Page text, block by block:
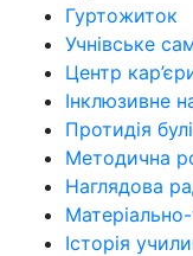
Гуртожиток
Учнівське
Центр
Інклюзивне
Протидія
Методична
Наглядова
Історія